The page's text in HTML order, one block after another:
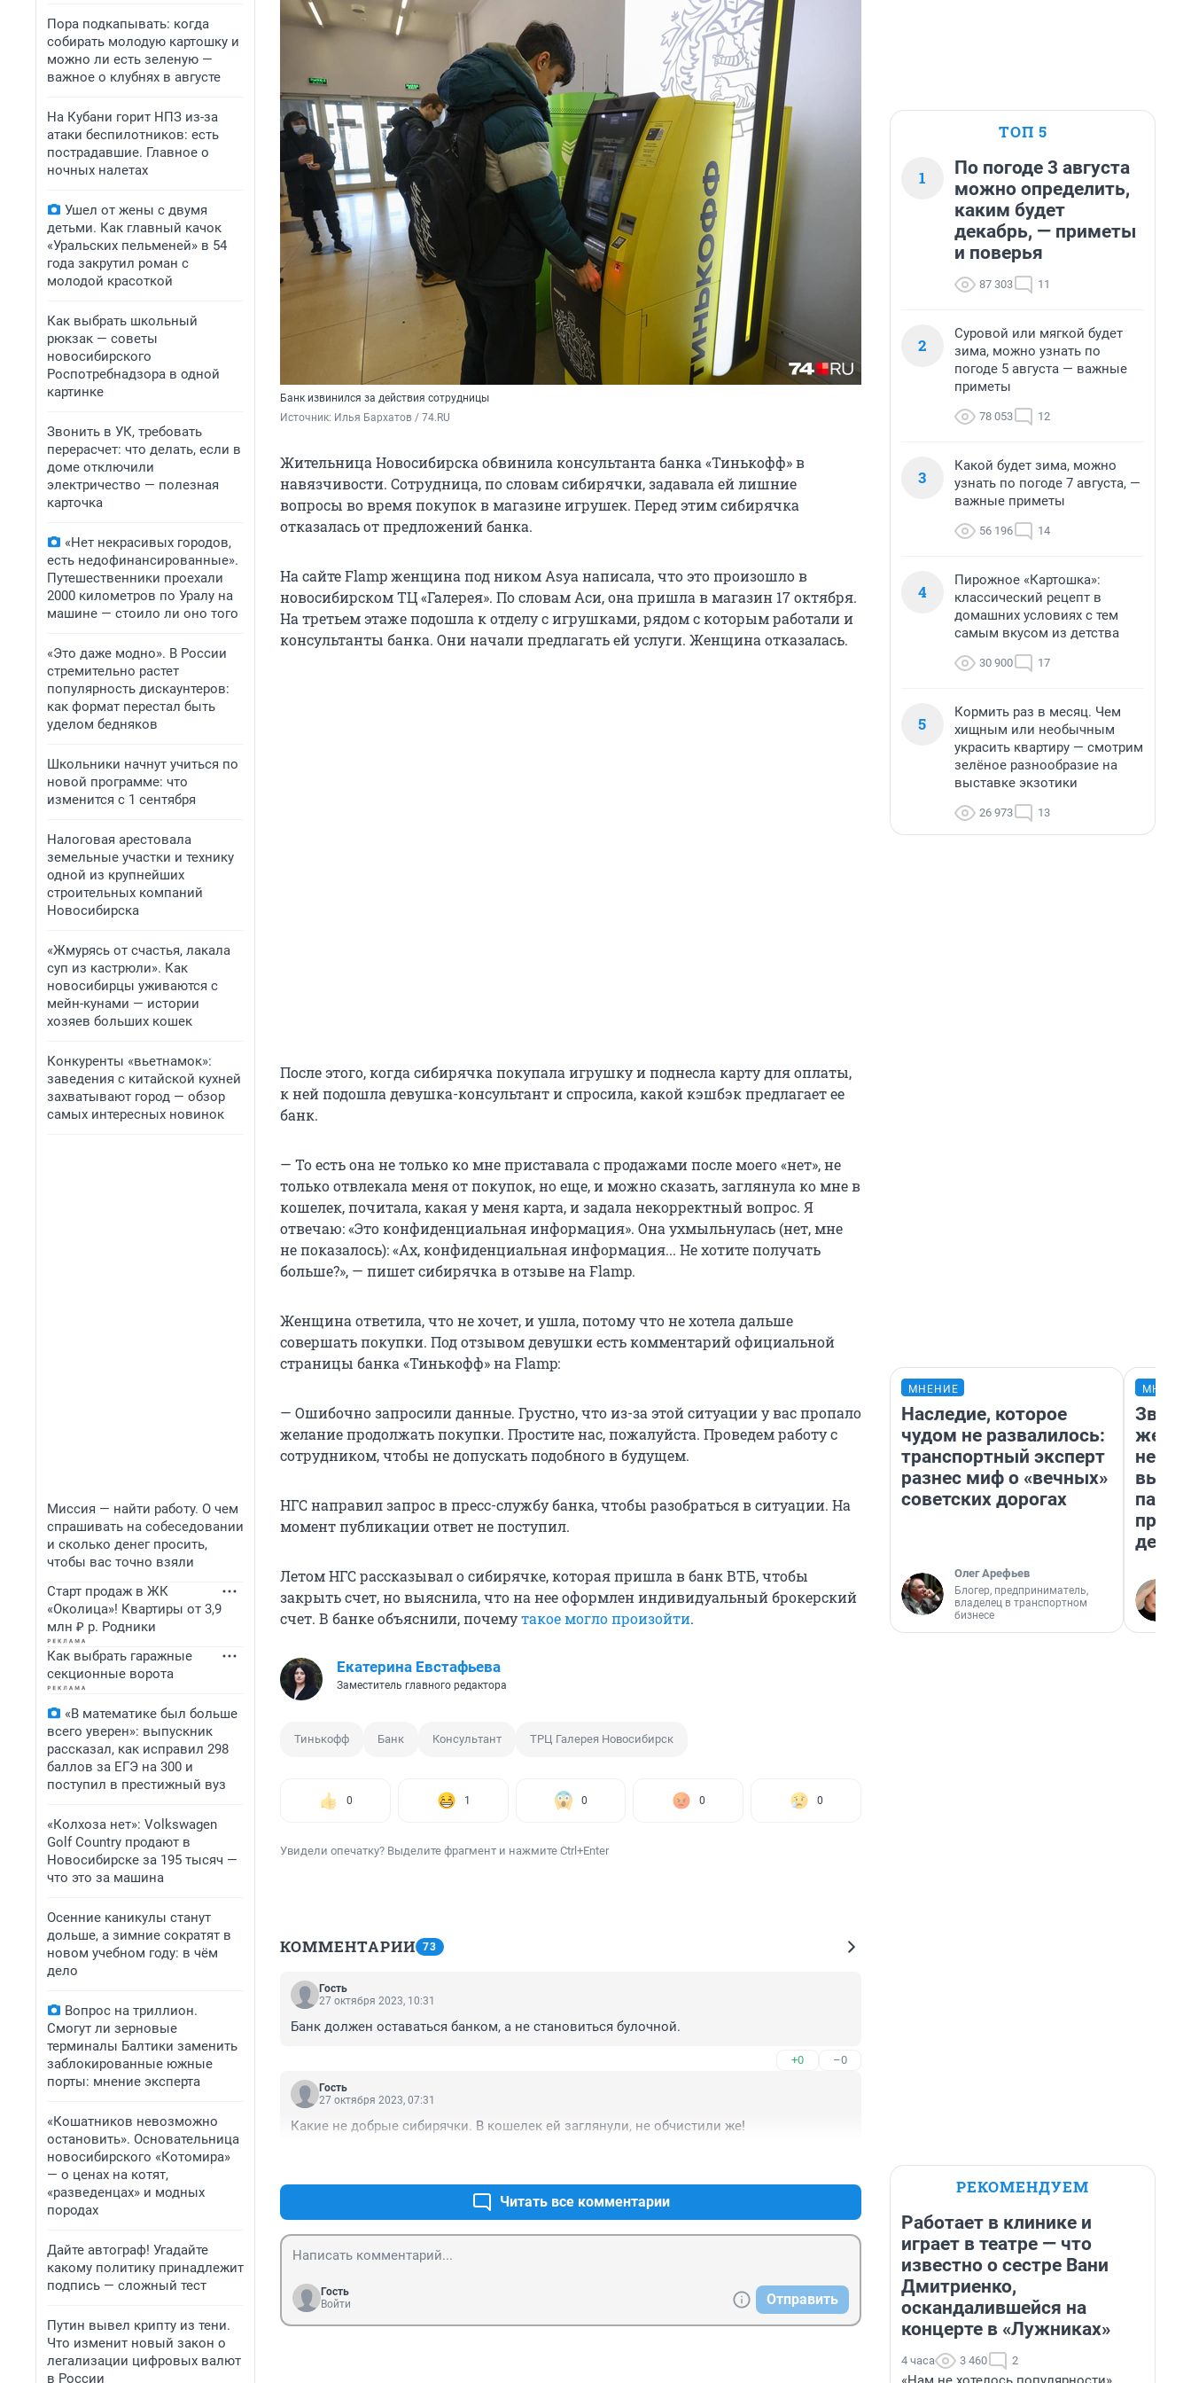
Пора подкапывать: когда
собирать молодую картошку и
можно ли есть зеленую —
важное о клубнях в августе
На Кубани горит НПЗ из-за
атаки беспилотников: есть
пострадавшие. Главное о
ночных налетах
Ушел от жены с двумя
детьми. Как главный качок
«Уральских пельменей» в 54
года закрутил роман с
молодой красоткой
Как выбрать школьный
рюкзак — советы
новосибирского
Роспотребнадзора в одной
картинке
Звонить в УК, требовать
перерасчет: что делать, если в
доме отключили
электричество — полезная
карточка
«Нет некрасивых городов,
есть недофинансированные».
Путешественники проехали
2000 километров по Уралу на
машине — стоило ли оно того
«Это даже модно». В России
стремительно растет
популярность дискаунтеров:
как формат перестал быть
уделом бедняков
Школьники начнут учиться по
новой программе: что
изменится с 1 сентября
Налоговая арестовала
земельные участки и технику
одной из крупнейших
строительных компаний
Новосибирска
«Жмурясь от счастья, лакала
суп из кастрюли». Как
новосибирцы уживаются с
мейн-кунами — истории
хозяев больших кошек
Конкуренты «вьетнамок»:
заведения с китайской кухней
захватывают город — обзор
самых интересных новинок
Миссия — найти работу. О чем
спрашивать на собеседовании
и сколько денег просить,
чтобы вас точно взяли
Старт продаж в ЖК
«Околица»! Квартиры от 3,9
млн ₽ р. Родники
Как выбрать гаражные
секционные ворота
«В математике был больше
всего уверен»: выпускник
рассказал, как исправил 298
баллов за ЕГЭ на 300 и
поступил в престижный вуз
«Колхоза нет»: Volkswagen
Golf Сountry продают в
Новосибирске за 195 тысяч —
что это за машина
Осенние каникулы станут
дольше, а зимние сократят в
новом учебном году: в чём
дело
Вопрос на триллион.
Смогут ли зерновые
терминалы Балтики заменить
заблокированные южные
порты: мнение эксперта
«Кошатников невозможно
остановить». Основательница
новосибирского «Котомира»
— о ценах на котят,
«разведенцах» и модных
породах
Дайте автограф! Угадайте
какому политику принадлежит
подпись — сложный тест
Путин вывел крипту из тени.
Что изменит новый закон о
легализации цифровых валют
в России
Банк извинился за действия сотрудницы
Источник: Илья Бархатов / 74.RU
Жительница Новосибирска обвинила консультанта банка «Тинькофф» в
навязчивости. Сотрудница, по словам сибирячки, задавала ей лишние
вопросы во время покупок в магазине игрушек. Перед этим сибирячка
отказалась от предложений банка.
На сайте Flamp женщина под ником Asya написала, что это произошло в
новосибирском ТЦ «Галерея». По словам Аси, она пришла в магазин 17 октября.
На третьем этаже подошла к отделу с игрушками, рядом с которым работали и
консультанты банка. Они начали предлагать ей услуги. Женщина отказалась.
После этого, когда сибирячка покупала игрушку и поднесла карту для оплаты,
к ней подошла девушка-консультант и спросила, какой кэшбэк предлагает ее
банк.
— То есть она не только ко мне приставала с продажами после моего «нет», не
только отвлекала меня от покупок, но еще, и можно сказать, заглянула ко мне в
кошелек, почитала, какая у меня карта, и задала некорректный вопрос. Я
отвечаю: «Это конфиденциальная информация». Она ухмыльнулась (нет, мне
не показалось): «Ах, конфиденциальная информация... Не хотите получать
больше?», — пишет сибирячка в отзыве на Flamp.
Женщина ответила, что не хочет, и ушла, потому что не хотела дальше
совершать покупки. Под отзывом девушки есть комментарий официальной
страницы банка «Тинькофф» на Flamp:
— Ошибочно запросили данные. Грустно, что из-за этой ситуации у вас пропало
желание продолжать покупки. Простите нас, пожалуйста. Проведем работу с
сотрудником, чтобы не допускать подобного в будущем.
НГС направил запрос в пресс-службу банка, чтобы разобраться в ситуации. На
момент публикации ответ не поступил.
Летом НГС рассказывал о сибирячке, которая пришла в банк ВТБ, чтобы
закрыть счет, но выяснила, что на нее оформлен индивидуальный брокерский
счет. В банке объяснили, почемутакое могло произойти.
Екатерина Евстафьева
Заместитель главного редактора
Тинькофф Банк Консультант ТРЦ Галерея Новосибирск
0 1 0 0 0
Увидели опечатку? Выделите фрагмент и нажмите Ctrl+Enter
КОММЕНТАРИИ 73
Гость
27 октября 2023, 10:31
Банк должен оставаться банком, а не становиться булочной.
+0 –0
Гость
27 октября 2023, 07:31
Какие не добрые сибирячки. В кошелек ей заглянули, не обчистили же!
Читать все комментарии
Гость
Войти
Отправить
ТОП 5
1
По погоде 3 августа
можно определить,
каким будет
декабрь, — приметы
и поверья
87 303 11
2
Суровой или мягкой будет
зима, можно узнать по
погоде 5 августа — важные
приметы
78 053 12
3
Какой будет зима, можно
узнать по погоде 7 августа, —
важные приметы
56 196 14
4
Пирожное «Картошка»:
классический рецепт в
домашних условиях с тем
самым вкусом из детства
30 900 17
5
Кормить раз в месяц. Чем
хищным или необычным
украсить квартиру — смотрим
зелёное разнообразие на
выставке экзотики
26 973 13
МНЕНИЕ
Наследие, которое
чудом не развалилось:
транспортный эксперт
разнес миф о «вечных»
советских дорогах
Олег Арефьев
Блогер, предприниматель,
владелец в транспортном
бизнесе
день
РЕКОМЕНДУЕМ
Работает в клинике и
играет в театре — что
известно о сестре Вани
Дмитриенко,
оскандалившейся на
концерте в «Лужниках»
4 часа 3 460 2